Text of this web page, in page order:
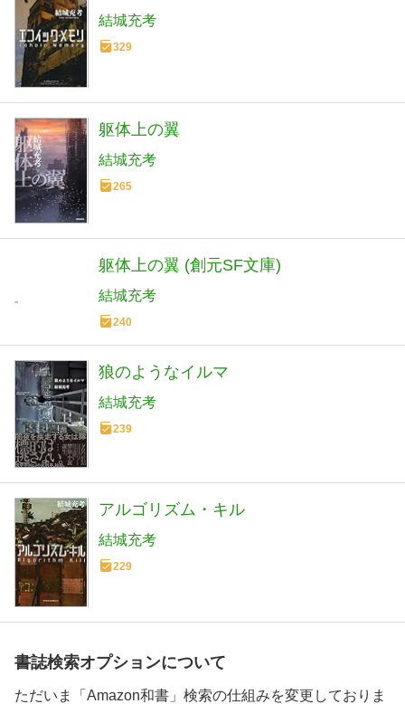
結城充考
329
躯体上の翼
結城充考
265
躯体上の翼 (創元SF文庫)
結城充考
240
狼のようなイルマ
結城充考
239
アルゴリズム・キル
結城充考
229
書誌検索オプションについて
ただいま「Amazon和書」検索の仕組みを変更しておりま